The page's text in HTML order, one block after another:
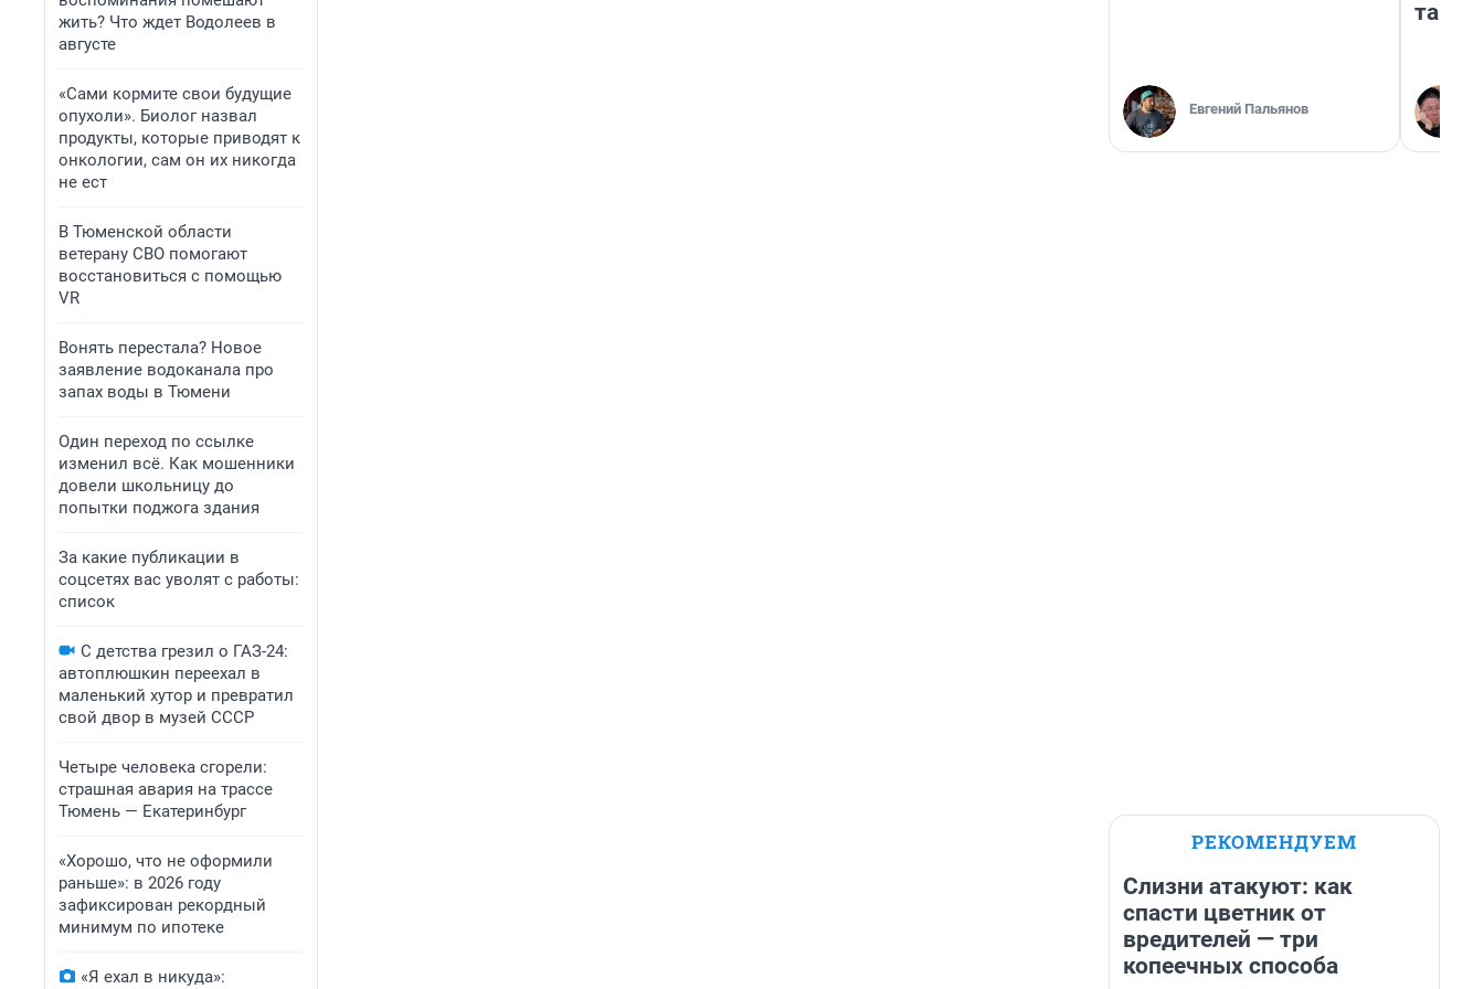
жить? Что ждет Водолеев в
августе
«Сами кормите свои будущие
опухоли». Биолог назвал
продукты, которые приводят к
онкологии, сам он их никогда
не ест
В Тюменской области
ветерану СВО помогают
восстановиться с помощью
VR
Вонять перестала? Новое
заявление водоканала про
запах воды в Тюмени
Один переход по ссылке
изменил всё. Как мошенники
довели школьницу до
попытки поджога здания
За какие публикации в
соцсетях вас уволят с работы:
список
С детства грезил о ГАЗ-24:
автоплюшкин переехал в
маленький хутор и превратил
свой двор в музей СССР
Четыре человека сгорели:
страшная авария на трассе
Тюмень — Екатеринбург
«Хорошо, что не оформили
раньше»: в 2026 году
зафиксирован рекордный
минимум по ипотеке
«Я ехал в никуда»:
Евгений Пальянов
там
РЕКОМЕНДУЕМ
Слизни атакуют: как
спасти цветник от
вредителей — три
копеечных способа